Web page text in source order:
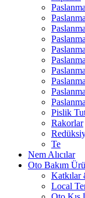
Pislik
Rakorlar
Te
Nem Alıcılar
Oto Bakım
Katkılar
Local